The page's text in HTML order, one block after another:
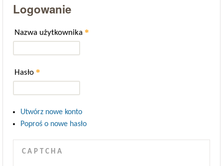
Logowanie
Nazwa użytkownika *
Hasło *
Utwórz nowe konto
Poproś o nowe hasło
CAPTCHA